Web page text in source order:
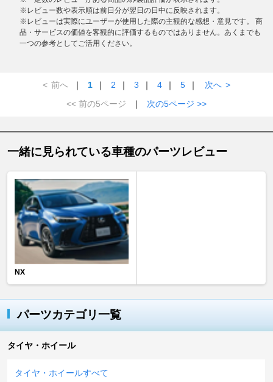
※レビュー数や表示順は前日分が翌日の日中に反映されます。
※レビューは実際にユーザーが使用した際の主観的な感想・意見です。 商
品・サービスの価値を客観的に評価するものではありません。あくまでも
一つの参考としてご活用ください。
< 前へ ｜ 1 ｜ 2 ｜ 3 ｜ 4 ｜ 5 ｜ 次へ >
<< 前の5ページ
｜ 次の5ページ >>
一緒に見られている車種のパーツレビュー
NX
パーツカテゴリ一覧
タイヤ・ホイール
タイヤ・ホイールすべて